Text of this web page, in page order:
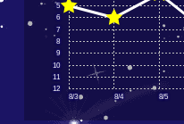
8/3 8/4 8/5
12
11
10
9
8
7
6
5